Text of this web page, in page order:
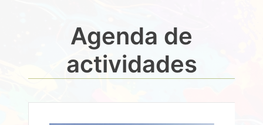
Agenda de
actividades